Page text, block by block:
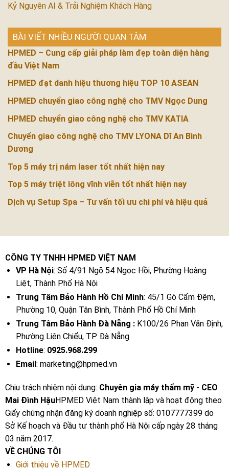
Kỷ Nguyên AI & Trải Nghiệm Khách Hàng
BÀI VIẾT NHIỀU NGƯỜI QUAN TÂM
HPMED – Cung cấp giải pháp làm đẹp toàn diện hàng
đầu Việt Nam
HPMED đạt danh hiệu thương hiệu TOP 10 ASEAN
HPMED chuyển giao công nghệ cho TMV Ngọc Dung
HPMED chuyển giao công nghệ cho TMV KATIA
Chuyển giao công nghệ cho TMV LYONA Dĩ An Bình
Dương
Top 5 máy trị nám laser tốt nhất hiện nay
Top 5 máy triệt lông vĩnh viễn tốt nhất hiện nay
Dịch vụ Setup Spa – Tư vấn tối ưu chi phí và hiệu quả
CÔNG TY TNHH HPMED VIỆT NAM
VP Hà Nội: Số 4/91 Ngõ 54 Ngọc Hồi, Phường Hoàng
Liệt, Thành Phố Hà Nội
Trung Tâm Bảo Hành Hồ Chí Minh: 45/1 Gò Cẩm Đệm,
Phường 10, Quận Tân Bình, Thành Phố Hồ Chí Minh
Trung Tâm Bảo Hành Đà Nẵng :K100/26 Phan Văn Định,
Phường Liên Chiểu, TP Đà Nẵng
Hotline: 0925.968.299
Email: marketing@hpmed.vn
Chịu trách nhiệm nội dung: Chuyên gia máy thẩm mỹ - CEO
Mai Đình HậuHPMED Việt Nam thành lập và hoạt động theo
Giấy chứng nhận đăng ký doanh nghiệp số: 0107777399 do
Sở Kế hoạch và Đầu tư thành phố Hà Nội cấp ngày 28 tháng
03 năm 2017.
VỀ CHÚNG TÔI
Giới thiệu về HPMED